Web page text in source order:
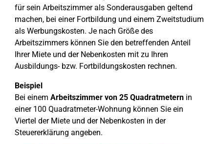
für sein Arbeitszimmer als Sonderausgaben geltend
machen, bei einer Fortbildung und einem Zweitstudium
als Werbungskosten. Je nach Größe des
Arbeitszimmers können Sie den betreffenden Anteil
Ihrer Miete und der Nebenkosten mit zu Ihren
Ausbildungs- bzw. Fortbildungskosten rechnen.
Beispiel
Bei einem Arbeitszimmer von 25 Quadratmetern in
einer 100 Quadratmeter-Wohnung können Sie ein
Viertel der Miete und der Nebenkosten in der
Steuererklärung angeben.